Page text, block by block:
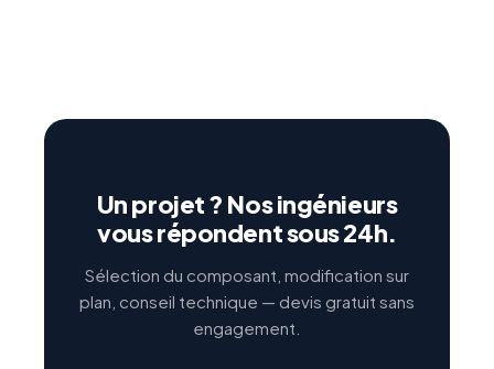
Un projet ? Nos ingénieurs
vous répondent sous 24h.
Sélection du composant, modification sur
plan, conseil technique — devis gratuit sans
engagement.